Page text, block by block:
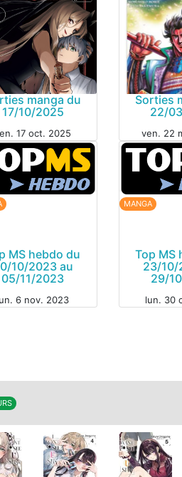
manga du
17/10/2025
17 oct. 2025
MANGA
Sorties
22/
ven. 22
MS hebdo du
10/2023 au
05/11/2023
6 nov. 2023
MANGA
Top MS
23/10/
29/
lun. 30